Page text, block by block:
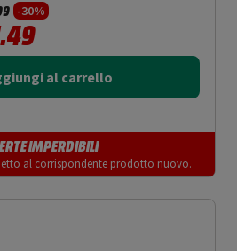
ridotto da
a-30%
al carrello
IMPERDIBILI
al corrispondente prodotto nuovo.